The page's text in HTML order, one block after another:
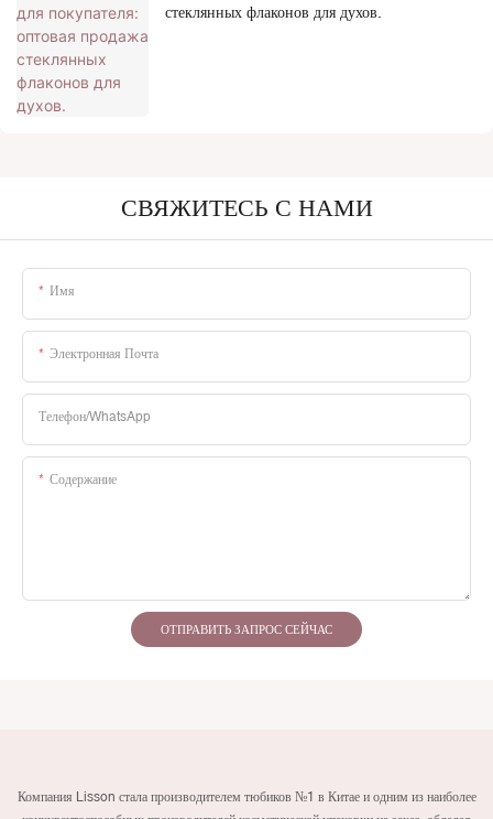
стеклянных флаконов для духов.
СВЯЖИТЕСЬ С НАМИ
Имя
Электронная Почта
Телефон/WhatsApp
Содержание
ОТПРАВИТЬ ЗАПРОС СЕЙЧАС
Компания Lisson стала производителем тюбиков №1 в Китае и одним из наиболее